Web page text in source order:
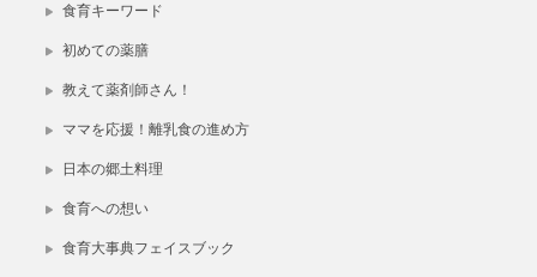
食育キーワード
初めての薬膳
教えて薬剤師さん！
ママを応援！離乳食の進め方
日本の郷土料理
食育への想い
食育大事典フェイスブック